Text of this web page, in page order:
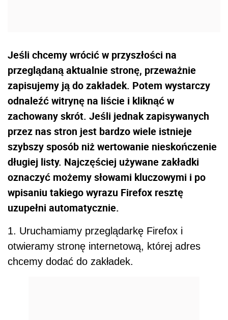
Jeśli chcemy wrócić w przyszłości na
przeglądaną aktualnie stronę, przeważnie
zapisujemy ją do zakładek. Potem wystarczy
odnaleźć witrynę na liście i kliknąć w
zachowany skrót. Jeśli jednak zapisywanych
przez nas stron jest bardzo wiele istnieje
szybszy sposób niż wertowanie nieskończenie
długiej listy. Najczęściej używane zakładki
oznaczyć możemy słowami kluczowymi i po
wpisaniu takiego wyrazu Firefox resztę
uzupełni automatycznie.
1. Uruchamiamy przeglądarkę Firefox i
otwieramy stronę internetową, której adres
chcemy dodać do zakładek.